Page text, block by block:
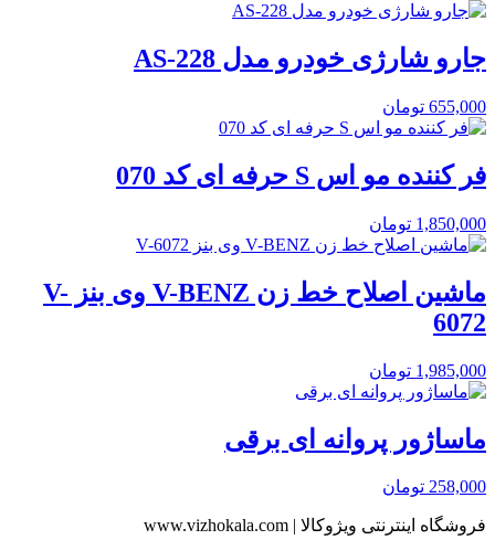
جارو شارژی خودرو مدل AS-228
655,000 تومان
فر کننده مو اس S حرفه ای کد 070
1,850,000 تومان
ماشین اصلاح خط زن V-BENZ وی بنز V-
6072
1,985,000 تومان
ماساژور پروانه ای برقی
258,000 تومان
فروشگاه اینترنتی ویژوکالا | www.vizhokala.com